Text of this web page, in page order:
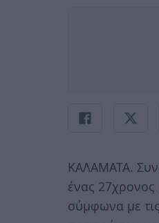
ΚΑΛΑΜΑΤΑ.
ένας
σύμφωνα με